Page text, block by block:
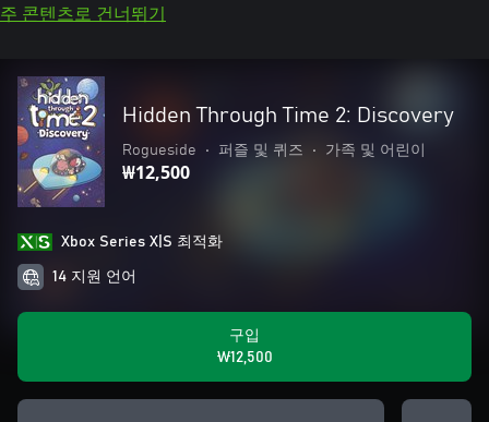
주 콘텐츠로 건너뛰기
Hidden Through Time 2: Discovery
Rogueside • 퍼즐 및 퀴즈 • 가족 및 어린이
₩12,500
Xbox Series X|S 최적화
14 지원 언어
구입
₩12,500